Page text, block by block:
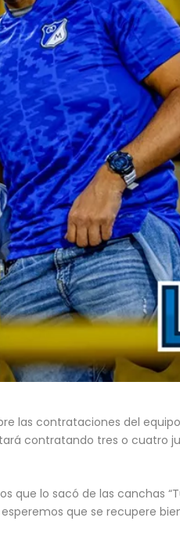
las contrataciones del
contratando tres o cuatro
que lo sacó de las canchas
que se recupere